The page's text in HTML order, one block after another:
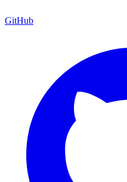
GitHub